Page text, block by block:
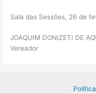
Sala das Sessões, 26 de
JOAQUIM DONIZETI DE
Vereador